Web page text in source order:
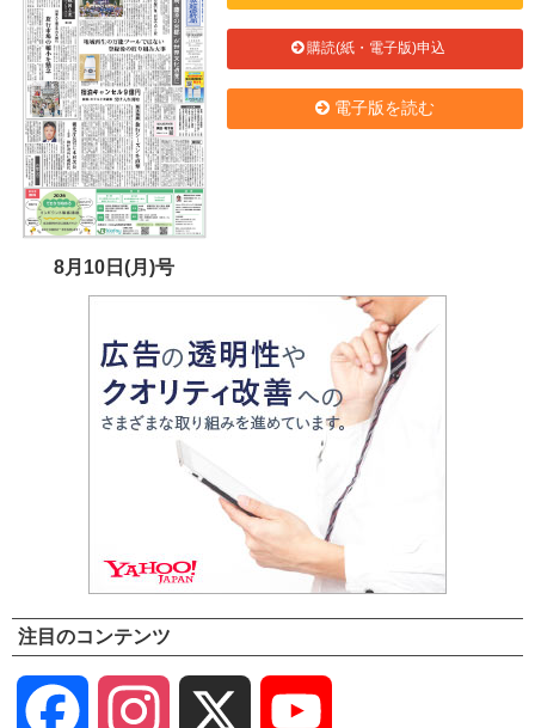
8月10日(月)号
購読(紙・電子版)申込
電子版を読む
注目のコンテンツ
Facebook Instagram